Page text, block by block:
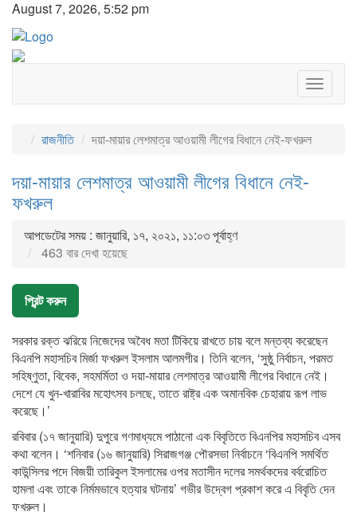
August 7, 2026, 5:52 pm
Toggle
রাজনীতি
দয়া-মায়ার লেশমাত্র আওয়ামী লীগের বিধানে নেই-ফখরুল
দয়া-মায়ার লেশমাত্র আওয়ামী লীগের বিধানে নেই-
ফখরুল
আপডেটের সময় : জানুয়ারি, ১৭, ২০২১, ১১:০৩ পূর্বাহ্ণ
463 বার দেখা হয়েছে
প্রিন্ট করুন
সরকার রক্ত ঝরিয়ে নিজেদের অবৈধ মতা টিকিয়ে রাখতে চায় বলে মন্তব্য করেছেন
বিএনপি মহাসচিব মির্জা ফখরুল ইসলাম আলমগীর। তিনি বলেন, ‘সুষ্ঠু নির্বাচন, পরমত
সহিষ্ণুতা, বিবেক, সহমর্মিতা ও দয়া-মায়ার লেশমাত্র আওয়ামী লীগের বিধানে নেই।
দেশে যে খুন-খারাবির মহোৎসব চলছে, তাতে রাষ্ট্র এক অমানবিক চেহারায় রূপ লাভ
করেছে।’
রবিবার (১৭ জানুয়ারি) দুপুরে গণমাধ্যমে পাঠানো এক বিবৃতিতে বিএনপির মহাসচিব এসব
কথা বলেন। ‘শনিবার (১৬ জানুয়ারি) সিরাজগঞ্জ পৌরসভা নির্বাচনে ‘বিএনপি সমর্থিত
কাউন্সিলর পদে বিজয়ী তারিকুল ইসলামের ওপর মতাসীন দলের সমর্থকদের বর্বরোচিত
হামলা এবং তাকে নির্মমভাবে হত্যার ঘটনায়’ গভীর উদ্বেগ প্রকাশ করে এ বিবৃতি দেন
ফখরুল।